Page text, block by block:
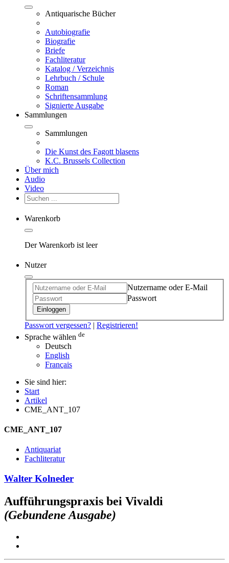
Antiquarische Bücher
Autobiografie
Biografie
Briefe
Fachliteratur
Katalog / Verzeichnis
Lehrbuch / Schule
Roman
Schriftensammlung
Signierte Ausgabe
Sammlungen
Sammlungen
Die Kunst des Fagott blasens
K.C. Brussels Collection
Über mich
Audio
Video
Warenkorb
Der Warenkorb ist leer
Nutzer
Nutzername oder E-Mail
Passwort
Einloggen
Passwort vergessen? | Registrieren!
Sprache wählen de
Deutsch
English
Français
Sie sind hier:
Start
Artikel
CME_ANT_107
CME_ANT_107
Antiquariat
Fachliteratur
Walter Kolneder
Aufführungspraxis bei Vivaldi
(Gebundene Ausgabe)